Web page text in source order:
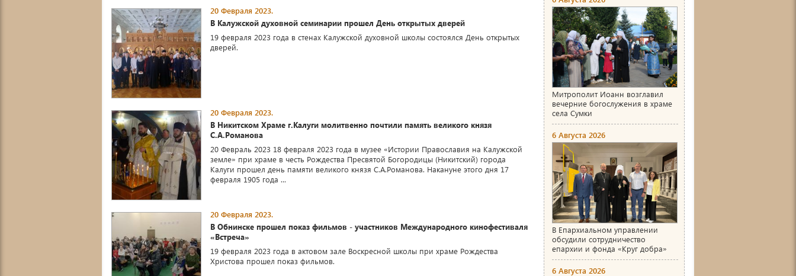
20 Февраля 2023.
В Калужской духовной семинарии прошел День открытых дверей
19 февраля 2023 года в стенах Калужской духовной школы состоялся День открытых
дверей.
20 Февраля 2023.
В Никитском Храме г.Калуги молитвенно почтили память великого князя
С.А.Романова
20 Февраль 2023 18 февраля 2023 года в музее «Истории Православия на Калужской
земле» при храме в честь Рождества Пресвятой Богородицы (Никитский) города
Калуги прошел день памяти великого князя С.А.Романова. Накануне этого дня 17
февраля 1905 года ...
20 Февраля 2023.
В Обнинске прошел показ фильмов - участников Международного кинофестиваля
«Встреча»
19 февраля 2023 года в актовом зале Воскресной школы при храме Рождества
Христова прошел показ фильмов.
Митрополит Иоанн возглавил
вечерние богослужения в храме
села Сумки
6 Августа 2026
В Епархиальном управлении
обсудили сотрудничество
епархии и фонда «Круг добра»
6 Августа 2026